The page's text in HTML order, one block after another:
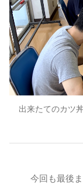
出来たてのカツ
今回も最後